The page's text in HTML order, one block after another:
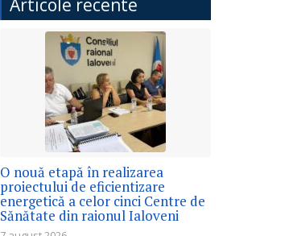
Articole recente
O nouă etapă în realizarea
proiectului de eficientizare
energetică a celor cinci Centre de
Sănătate din raionul Ialoveni